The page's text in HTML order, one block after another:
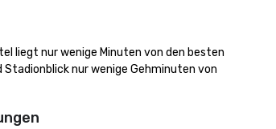
liegt nur wenige Minuten von den besten
nur wenige Gehminuten von